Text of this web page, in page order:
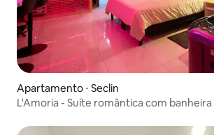
Apartamento ⋅ Seclin
L'Amoria - Suíte romântica com banheira